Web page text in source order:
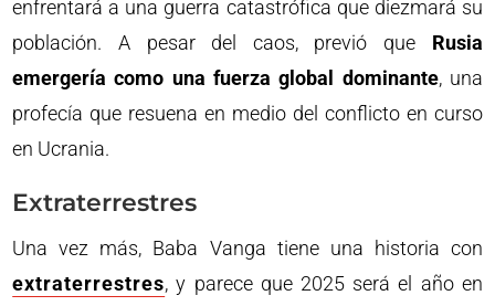
enfrentará a una guerra catastrófica que diezmará su
población. A pesar del caos, previó que Rusia
emergería como una fuerza global dominante, una
profecía que resuena en medio del conflicto en curso
en Ucrania.
Extraterrestres
Una vez más, Baba Vanga tiene una historia con
extraterrestres, y parece que 2025 será el año en